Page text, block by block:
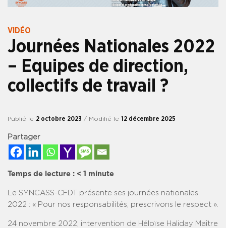
VIDÉO
Journées Nationales 2022
– Equipes de direction,
collectifs de travail ?
Publié le 2 octobre 2023 / Modifié le 12 décembre 2025
Partager
Temps de lecture : < 1 minute
Le SYNCASS-CFDT présente ses journées nationales
2022 : « Pour nos responsabilités, prescrivons le respect ».
24 novembre 2022, intervention de Héloïse Haliday Maître